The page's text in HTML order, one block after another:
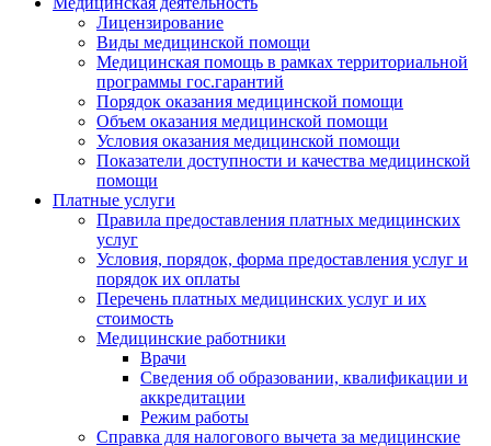
Лицензирование
Виды медицинской помощи
Медицинская помощь в рамках территориальной
программы гос.гарантий
Порядок оказания медицинской помощи
Объем оказания медицинской помощи
Условия оказания медицинской помощи
Показатели доступности и качества медицинской
помощи
Платные услуги
Правила предоставления платных медицинских
услуг
Условия, порядок, форма предоставления услуг и
порядок их оплаты
Перечень платных медицинских услуг и их
стоимость
Медицинские работники
Врачи
Сведения об образовании, квалификации и
аккредитации
Режим работы
Справка для налогового вычета за медицинские